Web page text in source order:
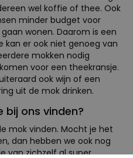
wel koffie of thee. Ook
minder budget voor
wonen. Daarom is een
kan er ook niet genoeg van
mokken nodig
voor een theekransje.
ook wijn of een
uit de mok drinken.
bij ons vinden?
mok vinden. Mocht je het
dan hebben we ook nog
van zichzelf al super